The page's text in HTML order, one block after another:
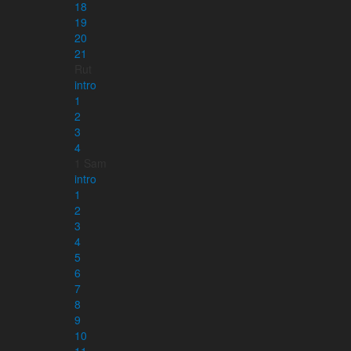
18
19
20
21
intro
1
2
3
4
intro
1
2
3
4
5
6
7
8
9
10
Läsplaner – bibelnpåettår.se
Läsplaner via e-post – minbibelplan.se
Kyrkoåret – kyrkoaretstexter.se
Torah och haftarah texter
Läs mer om appen
info@karnbibeln.se